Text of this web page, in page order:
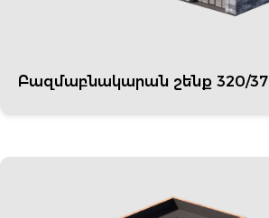
Բազմաբնակարան շենք 320/37